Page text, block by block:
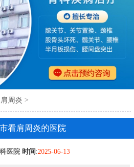
肩周炎 >
看肩周炎的医院
医院 时间 :2025-06-13